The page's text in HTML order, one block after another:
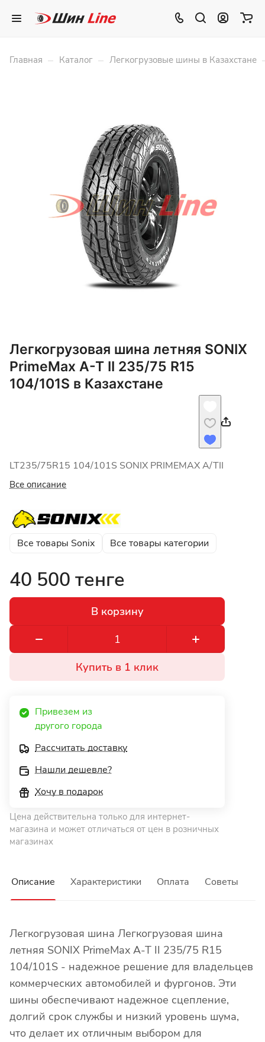
Главная – Каталог – Легкогрузовые шины в Казахстане
Легкогрузовая шина летняя SONIX
PrimeMax A-T II 235/75 R15
104/101S в Казахстане
LT235/75R15 104/101S SONIX PRIMEMAX A/TII
Все описание
Все товары Sonix Все товары категории
40 500 тенге
В корзину
Купить в 1 клик
Привезем из
другого города
Рассчитать доставку
Нашли дешевле?
Хочу в подарок
Цена действительна только для интернет-
магазина и может отличаться от цен в розничных
магазинах
Описание Характеристики Оплата Советы
Легкогрузовая шина Легкогрузовая шина
летняя SONIX PrimeMax A-T II 235/75 R15
104/101S - надежное решение для владельцев
коммерческих автомобилей и фургонов. Эти
шины обеспечивают надежное сцепление,
долгий срок службы и низкий уровень шума,
что делает их отличным выбором для